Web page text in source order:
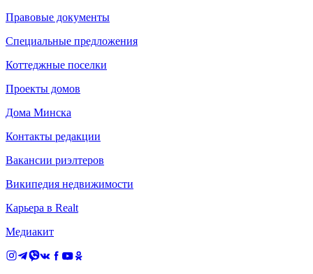
Правовые документы
Специальные предложения
Коттеджные поселки
Проекты домов
Дома Минска
Контакты редакции
Вакансии риэлтеров
Википедия недвижимости
Карьера в Realt
Медиакит